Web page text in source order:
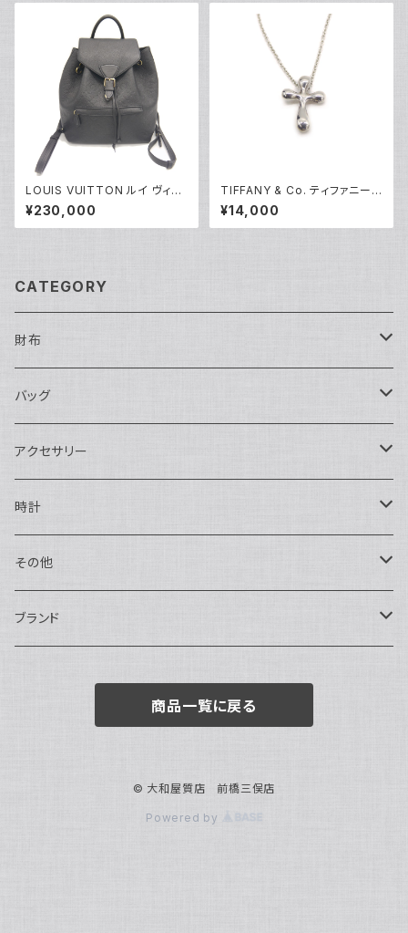
LOUIS VUITTON ルイ ヴィト
ン モンスリPM モノグラムアンプ
ラント ノワール バックパック リ
ュックサック M45205 Y05225
¥230,000
TIFFANY & Co. ティファニー
エルサペレッティ スモールクロ
ス ペンダント ネックレス シルバ
ー925 アズキチェーン Y0523
¥14,000
CATEGORY
財布
長財布
二つ折り
バッグ
ショルダーバッグ・ボディバッグ
ハンドバッグ・ポーチ
トートバッグ
バックパック・リュックサック
ボストンバッグ
アクセサリー
ネックレス
指輪
ピアス・イヤリング
チャーム・キーホルダー
時計
アナログ・機械式
アナログ・クォーツ
その他
ペン・万年筆
ブランド
BOTTEGA VENETA
商品一覧に戻る
© 大和屋質店 前橋三俣店
Powered by